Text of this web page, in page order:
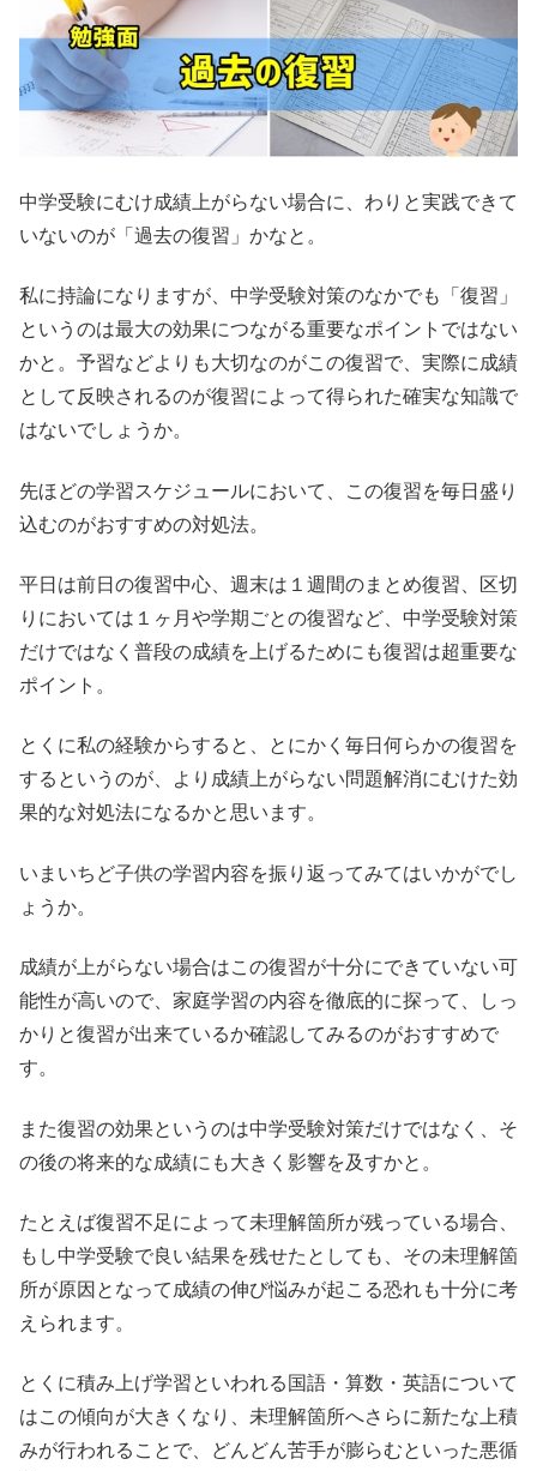
中学受験にむけ成績上がらない場合に、わりと実践できて
いないのが「過去の復習」かなと。
私に持論になりますが、中学受験対策のなかでも「復習」
というのは最大の効果につながる重要なポイントではない
かと。予習などよりも大切なのがこの復習で、実際に成績
として反映されるのが復習によって得られた確実な知識で
はないでしょうか。
先ほどの学習スケジュールにおいて、この復習を毎日盛り
込むのがおすすめの対処法。
平日は前日の復習中心、週末は１週間のまとめ復習、区切
りにおいては１ヶ月や学期ごとの復習など、中学受験対策
だけではなく普段の成績を上げるためにも復習は超重要な
ポイント。
とくに私の経験からすると、とにかく毎日何らかの復習を
するというのが、より成績上がらない問題解消にむけた効
果的な対処法になるかと思います。
いまいちど子供の学習内容を振り返ってみてはいかがでし
ょうか。
成績が上がらない場合はこの復習が十分にできていない可
能性が高いので、家庭学習の内容を徹底的に探って、しっ
かりと復習が出来ているか確認してみるのがおすすめで
す。
また復習の効果というのは中学受験対策だけではなく、そ
の後の将来的な成績にも大きく影響を及すかと。
たとえば復習不足によって未理解箇所が残っている場合、
もし中学受験で良い結果を残せたとしても、その未理解箇
所が原因となって成績の伸び悩みが起こる恐れも十分に考
えられます。
とくに積み上げ学習といわれる国語・算数・英語について
はこの傾向が大きくなり、未理解箇所へさらに新たな上積
みが行われることで、どんどん苦手が膨らむといった悪循